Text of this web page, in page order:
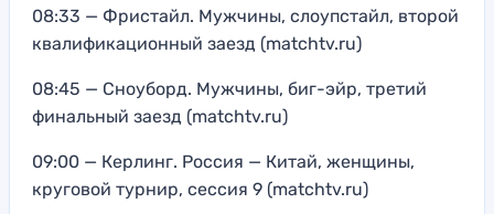
08:33 — Фристайл. Мужчины, слоупстайл, второй
квалификационный заезд (matchtv.ru)
08:45 — Сноуборд. Мужчины, биг-эйр, третий
финальный заезд (matchtv.ru)
09:00 — Керлинг. Россия — Китай, женщины,
круговой турнир, сессия 9 (matchtv.ru)